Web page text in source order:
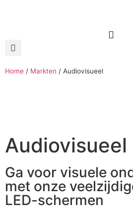
Home / Markten / Audiovisueel
Audiovisueel
Ga voor visuele
met onze
LED-schermen